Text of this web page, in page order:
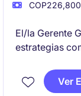
El/la Gerente
estrategias
de impulsar
la excelencia
Ver